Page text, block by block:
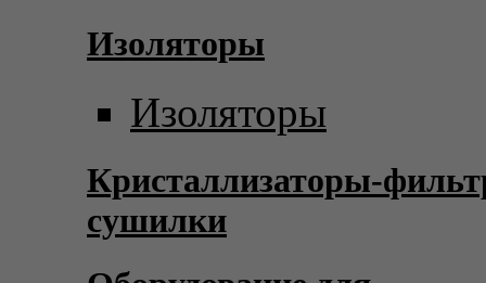
Изоляторы
Изоляторы
Кристаллизаторы-
сушилки